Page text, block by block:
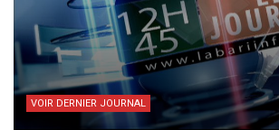
VOIR DERNIER JOURNAL